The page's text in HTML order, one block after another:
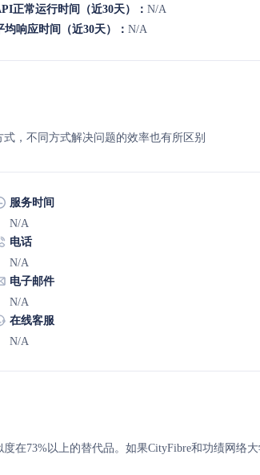
正常运行时间（近30天）： N/A
均响应时间（近30天）： N/A
，不同方式解决问题的效率也有所区别
服务时间
N/A
电话
N/A
电子邮件
N/A
在线客服
N/A
在73%以上的替代品。如果CityFibre和功绩网络大